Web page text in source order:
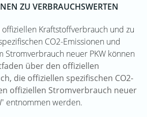
ZU VERBRAUCHSWERTEN
Kraftstoffverbrauch und zu
CO2-Emissionen und
Stromverbrauch neuer PKW können
über den offiziellen
die offiziellen spezifischen CO2-
offiziellen Stromverbrauch neuer
entnommen werden.